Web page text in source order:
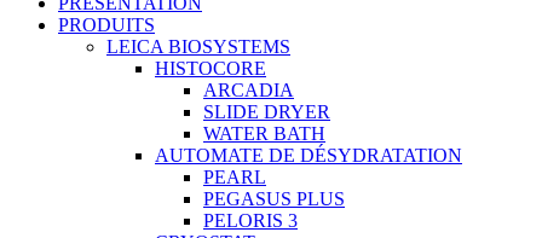
PRODUITS
LEICA BIOSYSTEMS
HISTOCORE
ARCADIA
SLIDE DRYER
WATER BATH
AUTOMATE DE DÉSYDRATATION
PEARL
PEGASUS PLUS
PELORIS 3